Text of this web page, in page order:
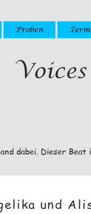
Proben
dabei. Dieser Beat
und